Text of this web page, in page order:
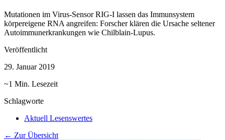
Mutationen im Virus-Sensor RIG-I lassen das Immunsystem
körpereigene RNA angreifen: Forscher klären die Ursache seltener
Autoimmunerkrankungen wie Chilblain-Lupus.
Veröffentlicht
29. Januar 2019
~1 Min. Lesezeit
Schlagworte
Aktuell Lesenswertes
← Zur Übersicht